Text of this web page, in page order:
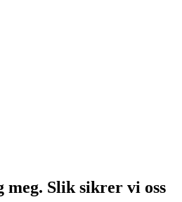
meg. Slik sikrer vi oss